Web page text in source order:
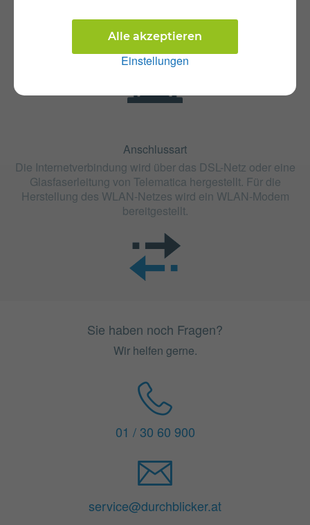
Einstellungen
Alle akzeptieren
Anschlussart
Die Internetverbindung wird über das DSL-Netz oder eine
Glasfaserleitung von Telematica hergestellt. Für die
Herstellung des WLAN-Netzes wird ein WLAN-Modem
bereitgestellt.
Sie haben noch Fragen?
Wir helfen gerne.
01 / 30 60 900
service@durchblicker.at